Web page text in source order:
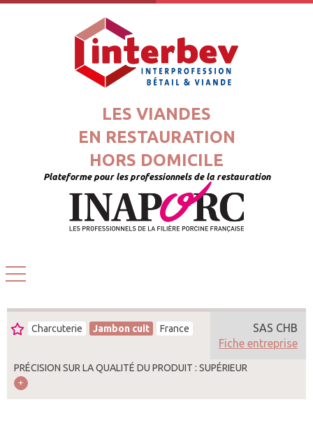
LES VIANDES
EN RESTAURATION
HORS DOMICILE
Plateforme pour les professionnels de la restauration
Charcuterie Jambon cuit France
PRÉCISION SUR LA QUALITÉ DU PRODUIT : SUPÉRIEUR
SAS CHB
Fiche entreprise